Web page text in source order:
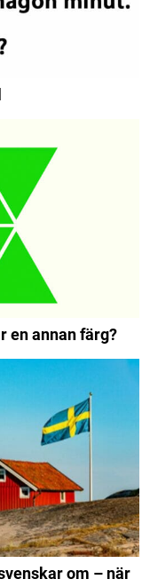
en annan färg?
om – när